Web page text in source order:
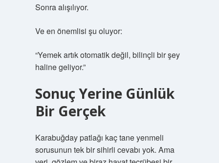
Sonra alışılıyor.
Ve en önemlisi şu oluyor:
“Yemek artık otomatik değil, bilinçli bir şey
haline geliyor.”
Sonuç Yerine Günlük
Bir Gerçek
Karabuğday patlağı kaç tane yenmeli
sorusunun tek bir sihirli cevabı yok. Ama